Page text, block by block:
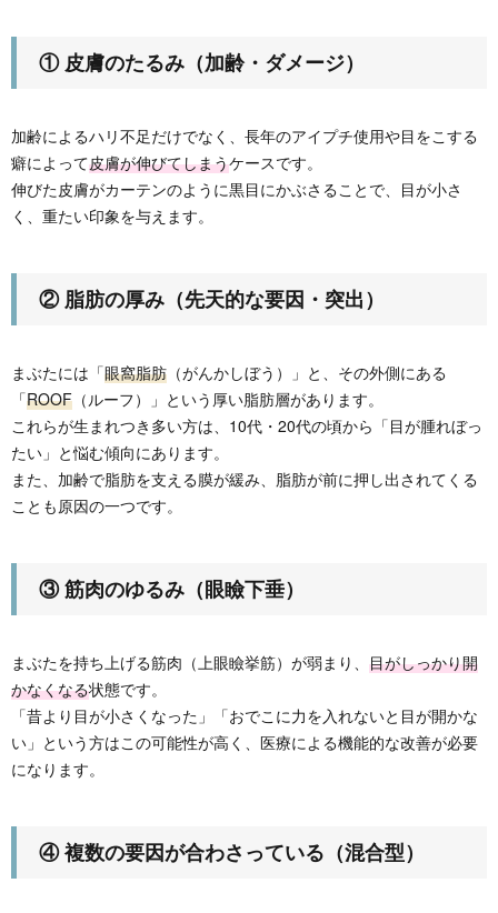
① 皮膚のたるみ（加齢・ダメージ）
加齢によるハリ不足だけでなく、長年のアイプチ使用や目をこする
癖によって皮膚が伸びてしまうケースです。
伸びた皮膚がカーテンのように黒目にかぶさることで、目が小さ
く、重たい印象を与えます。
② 脂肪の厚み（先天的な要因・突出）
まぶたには「眼窩脂肪 （がんかしぼう）」と、その外側にある
「ROOF （ルーフ）」という厚い脂肪層があります。
これらが生まれつき多い方は、10代・20代の頃から「目が腫れぼっ
たい」と悩む傾向にあります。
また、加齢で脂肪を支える膜が緩み、脂肪が前に押し出されてくる
ことも原因の一つです。
③ 筋肉のゆるみ（眼瞼下垂）
まぶたを持ち上げる筋肉（上眼瞼挙筋）が弱まり、 目がしっかり開
かなくなる状態です。
「昔より目が小さくなった」「おでこに力を入れないと目が開かな
い」という方はこの可能性が高く、医療による機能的な改善が必要
になります。
④ 複数の要因が合わさっている（混合型）